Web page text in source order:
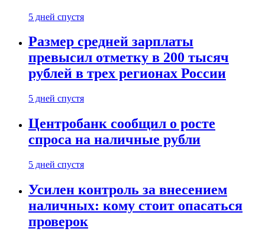
5 дней спустя
Размер средней зарплаты
превысил отметку в 200 тысяч
рублей в трех регионах России
5 дней спустя
Центробанк сообщил о росте
спроса на наличные рубли
5 дней спустя
Усилен контроль за внесением
наличных: кому стоит опасаться
проверок